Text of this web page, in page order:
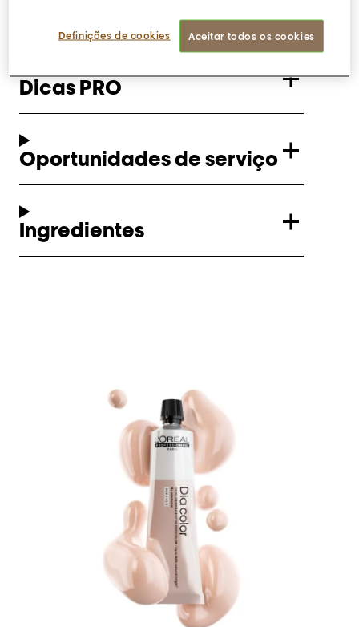
Dicas PRO
Oportunidades de serviço
Ingredientes
Definições de cookies Aceitar todos os cookies